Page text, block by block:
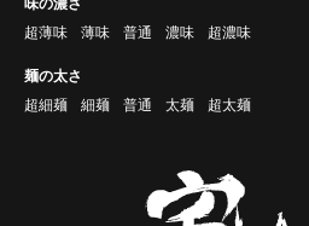
味の濃さ
超薄味
薄味 普通 濃味 超濃味
麺の太さ
超細麺
細麺 普通 太麺 超太麺